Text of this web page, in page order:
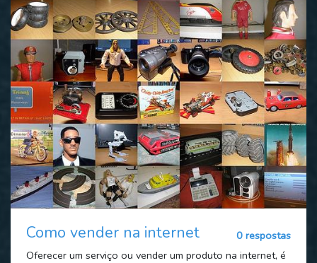
Como vender na internet
0 respostas
Oferecer um serviço ou vender um produto na internet, é